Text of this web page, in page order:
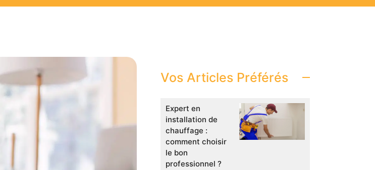
Vos Articles Préférés
Expert en
installation de
chauffage :
comment choisir
le bon
professionnel ?